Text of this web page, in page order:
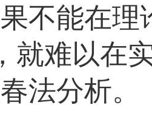
不能在
就难以在
法分析。